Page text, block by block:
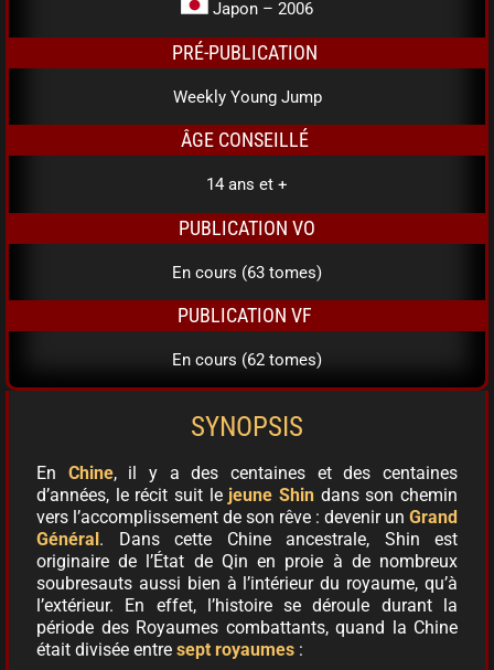
Japon – 2006
PRÉ-PUBLICATION
Weekly Young Jump
ÂGE CONSEILLÉ
14 ans et +
PUBLICATION VO
En cours (63 tomes)
PUBLICATION VF
En cours (62 tomes)
SYNOPSIS
En Chine, il y a des centaines et des centaines
d’années, le récit suit le jeune Shin dans son chemin
vers l’accomplissement de son rêve : devenir un Grand
Général . Dans cette Chine ancestrale, Shin est
originaire de l’État de Qin en proie à de nombreux
soubresauts aussi bien à l’intérieur du royaume, qu’à
l’extérieur. En effet, l’histoire se déroule durant la
période des Royaumes combattants, quand la Chine
était divisée entre sept royaumes :